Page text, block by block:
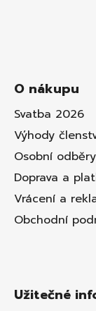
O nákupu
Svatba 2026
Výhody
Osobní odběry
Doprava a
Vrácení a
Obchodní
Užitečné